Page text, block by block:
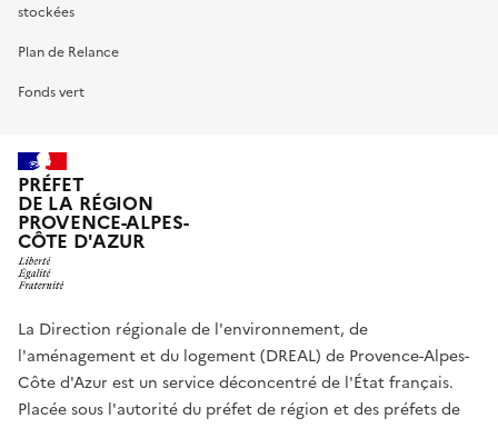
stockées
Plan de Relance
Fonds vert
PRÉFET
DE LA RÉGION
PROVENCE-ALPES-
CÔTE D'AZUR
La Direction régionale de l'environnement, de
l'aménagement et du logement (DREAL) de Provence-Alpes-
Côte d'Azur est un service déconcentré de l'État français.
Placée sous l'autorité du préfet de région et des préfets de